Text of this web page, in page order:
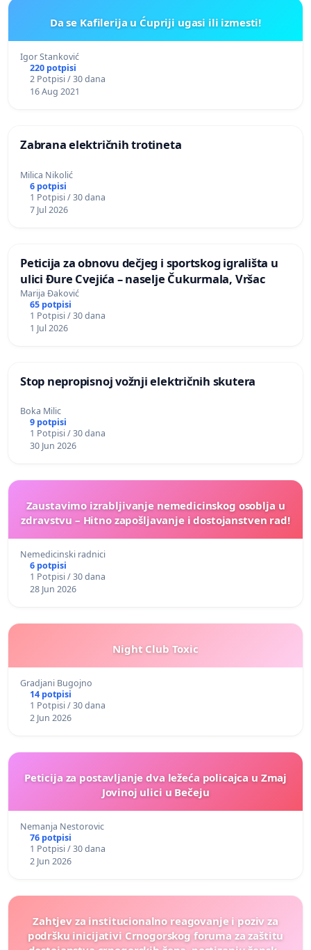
Da se Kafilerija u Ćupriji ugasi ili izmesti!
Igor Stanković
220 potpisi
2 Potpisi / 30 dana
16 Aug 2021
Zabrana električnih trotineta
Milica Nikolić
6 potpisi
1 Potpisi / 30 dana
7 Jul 2026
Peticija za obnovu dečjeg i sportskog igrališta u
ulici Đure Cvejića – naselje Čukurmala, Vršac
Marija Đaković
65 potpisi
1 Potpisi / 30 dana
1 Jul 2026
Stop nepropisnoj vožnji električnih skutera
Boka Milic
9 potpisi
1 Potpisi / 30 dana
30 Jun 2026
Zaustavimo izrabljivanje nemedicinskog osoblja u
zdravstvu – Hitno zapošljavanje i dostojanstven rad!
Nemedicinski radnici
6 potpisi
1 Potpisi / 30 dana
28 Jun 2026
Night Club Toxic
Gradjani Bugojno
14 potpisi
1 Potpisi / 30 dana
2 Jun 2026
Peticija za postavljanje dva ležeća policajca u Zmaj
Jovinoj ulici u Bečeju
Nemanja Nestorovic
76 potpisi
1 Potpisi / 30 dana
2 Jun 2026
Zahtjev za institucionalno reagovanje i poziv za
podršku inicijativi Crnogorskog foruma za zaštitu